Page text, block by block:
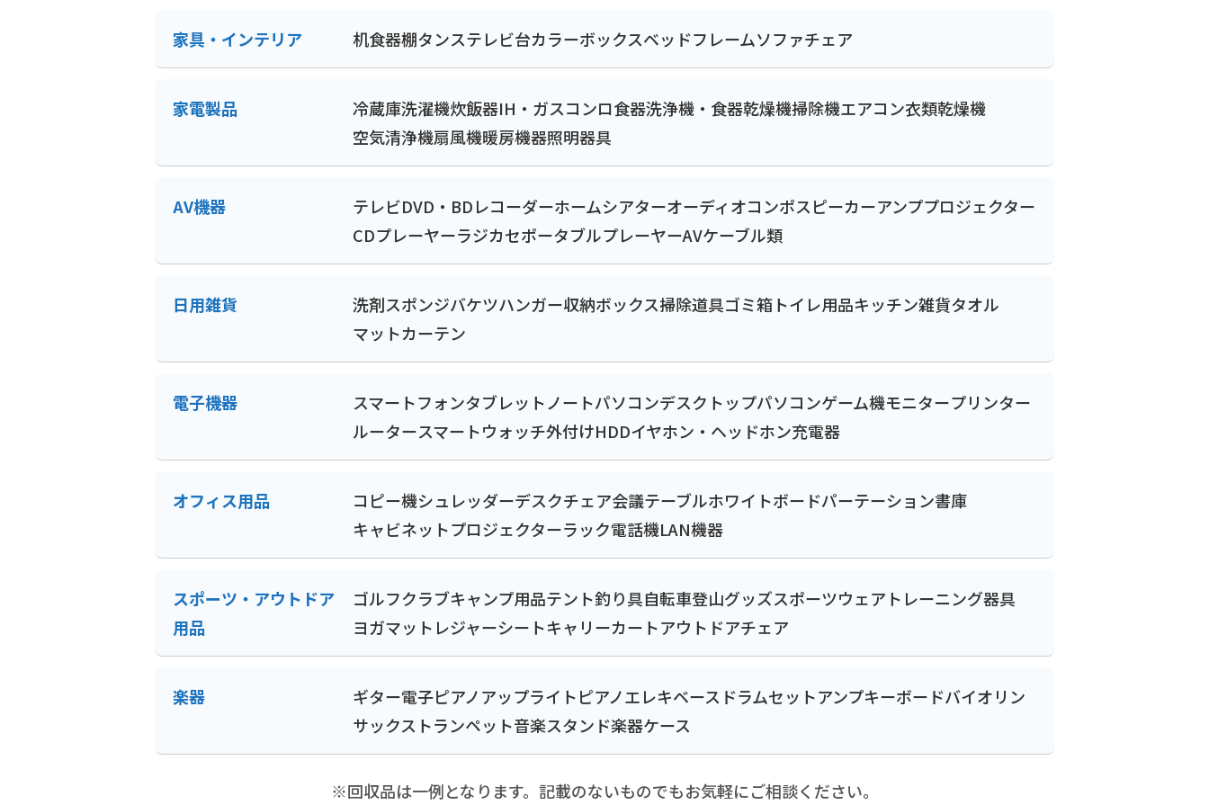
家具・インテリア 机食器棚タンステレビ台カラーボックスベッドフレームソファチェア
家電製品 冷蔵庫洗濯機炊飯器IH・ガスコンロ食器洗浄機・食器乾燥機掃除機エアコン衣類乾燥機
空気清浄機扇風機暖房機器照明器具
AV機器 テレビDVD・BDレコーダーホームシアターオーディオコンポスピーカーアンププロジェクター
CDプレーヤーラジカセポータブルプレーヤーAVケーブル類
日用雑貨 洗剤スポンジバケツハンガー収納ボックス掃除道具ゴミ箱トイレ用品キッチン雑貨タオル
マットカーテン
電子機器 スマートフォンタブレットノートパソコンデスクトップパソコンゲーム機モニタープリンター
ルータースマートウォッチ外付けHDDイヤホン・ヘッドホン充電器
オフィス用品 コピー機シュレッダーデスクチェア会議テーブルホワイトボードパーテーション書庫
キャビネットプロジェクターラック電話機LAN機器
スポーツ・アウトドア
用品
ゴルフクラブキャンプ用品テント釣り具自転車登山グッズスポーツウェア トレーニング器具
ヨガマット レジャーシートキャリーカートアウトドアチェア
楽器 ギター電子ピアノアップライトピアノエレキベース ドラムセットアンプキーボードバイオリン
サックス トランペット音楽スタンド楽器ケース
※回収品は一例となります。記載のないものでもお気軽にご相談ください。